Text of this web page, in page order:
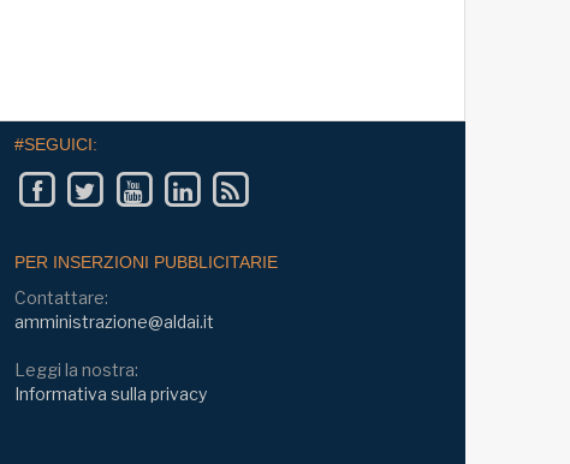
#SEGUICI:
PER INSERZIONI PUBBLICITARIE
Contattare:
amministrazione@aldai.it
Leggi la nostra:
Informativa sulla privacy